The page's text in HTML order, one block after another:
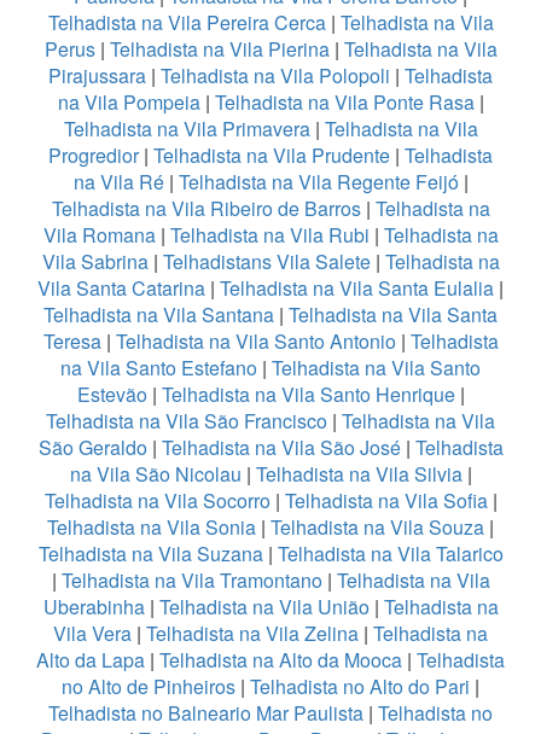
Telhadista na Vila Pereira Cerca| Telhadista na Vila
Perus| Telhadista na Vila Pierina| Telhadista na Vila
Pirajussara | Telhadista na Vila Polopoli | Telhadista
na Vila Pompeia| Telhadista na Vila Ponte Rasa|
Telhadista na Vila Primavera| Telhadista na Vila
Progredior| Telhadista na Vila Prudente | Telhadista
na Vila Ré| Telhadista na Vila Regente Feijó|
Telhadista na Vila Ribeiro de Barros| Telhadista na
Vila Romana| Telhadista na Vila Rubi | Telhadista na
Vila Sabrina| Telhadistans Vila Salete| Telhadista na
Vila Santa Catarina | Telhadista na Vila Santa Eulalia |
Telhadista na Vila Santana | Telhadista na Vila Santa
Teresa| Telhadista na Vila Santo Antonio| Telhadista
na Vila Santo Estefano | Telhadista na Vila Santo
Estevão| Telhadista na Vila Santo Henrique|
Telhadista na Vila São Francisco | Telhadista na Vila
São Geraldo| Telhadista na Vila São José| Telhadista
na Vila São Nicolau | Telhadista na Vila Silvia|
Telhadista na Vila Socorro| Telhadista na Vila Sofia|
Telhadista na Vila Sonia | Telhadista na Vila Souza |
Telhadista na Vila Suzana| Telhadista na Vila Talarico
| Telhadista na Vila Tramontano| Telhadista na Vila
Uberabinha| Telhadista na Vila União| Telhadista na
Vila Vera | Telhadista na Vila Zelina | Telhadista na
Alto da Lapa | Telhadista na Alto da Mooca | Telhadista
no Alto de Pinheiros | Telhadista no Alto do Pari |
Telhadista no Balneario Mar Paulista | Telhadista no